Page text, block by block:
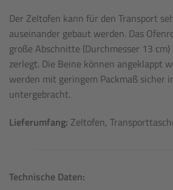
Der Zeltofen kann für den Transport
auseinander gebaut werden. Das
große Abschnitte (Durchmesser 13
zerlegt. Die Beine können angeklappt
werden mit geringem Packmaß sicher
untergebracht.
Lieferumfang: Zeltofen,
Technische Daten: